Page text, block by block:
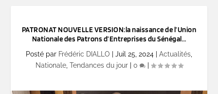
PATRONAT NOUVELLE VERSION:la naissance de l’Union
Nationale des Patrons d’Entreprises du Sénégal…
Posté par Frédéric DIALLO Juil 25, 2024 Actualités
Nationale, Tendances du jour| 0 |